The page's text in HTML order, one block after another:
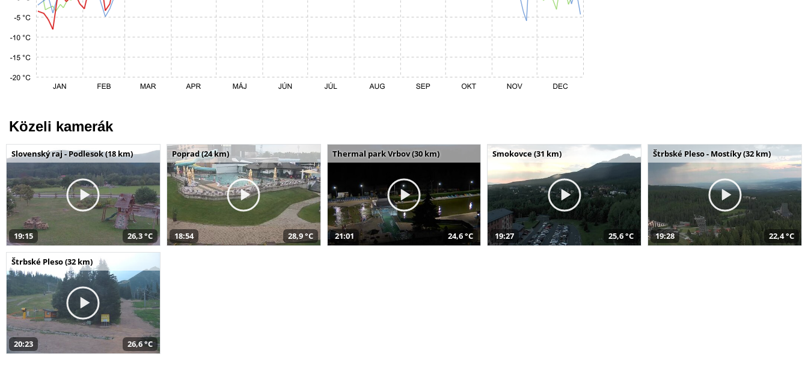
Közeli kamerák
Slovenský raj - Podlesok (18 km)
19:15 26,3 °C
Poprad (24 km)
18:54 28,9 °C
Thermal park Vrbov (30 km)
21:01 24,6 °C
Smokovce (31 km)
19:27 25,6 °C
Štrbské Pleso - Mostíky (32 km)
19:28 22,4 °C
Štrbské Pleso (32 km)
20:23 26,6 °C